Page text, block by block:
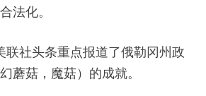
法化。
联社头条重点报道了俄勒冈州政
蘑菇，魔菇）的成就。